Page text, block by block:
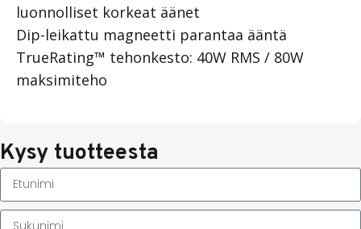
luonnolliset korkeat äänet
Dip-leikattu magneetti parantaa ääntä
TrueRating™ tehonkesto: 40W RMS / 80W
maksimiteho
Kysy tuotteesta